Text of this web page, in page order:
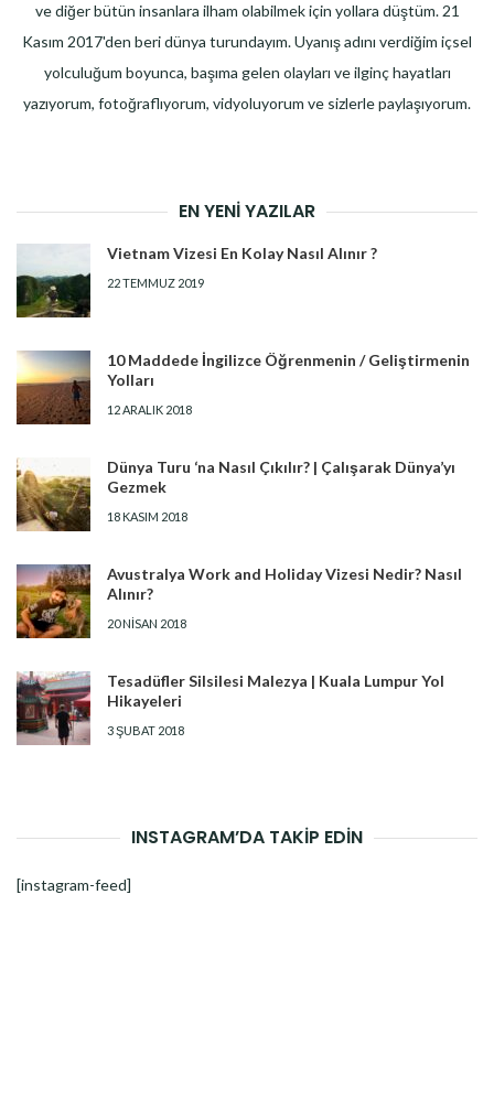
ve diğer bütün insanlara ilham olabilmek için yollara düştüm. 21
Kasım 2017'den beri dünya turundayım. Uyanış adını verdiğim içsel
yolculuğum boyunca, başıma gelen olayları ve ilginç hayatları
yazıyorum, fotoğraflıyorum, vidyoluyorum ve sizlerle paylaşıyorum.
EN YENI YAZILAR
Vietnam Vizesi En Kolay Nasıl Alınır ?
22 TEMMUZ 2019
10 Maddede İngilizce Öğrenmenin / Geliştirmenin
Yolları
12 ARALIK 2018
Dünya Turu ‘na Nasıl Çıkılır? | Çalışarak Dünya’yı
Gezmek
18 KASIM 2018
Avustralya Work and Holiday Vizesi Nedir? Nasıl
Alınır?
20 NISAN 2018
Tesadüfler Silsilesi Malezya | Kuala Lumpur Yol
Hikayeleri
3 ŞUBAT 2018
INSTAGRAM’DA TAKİP EDİN
[instagram-feed]